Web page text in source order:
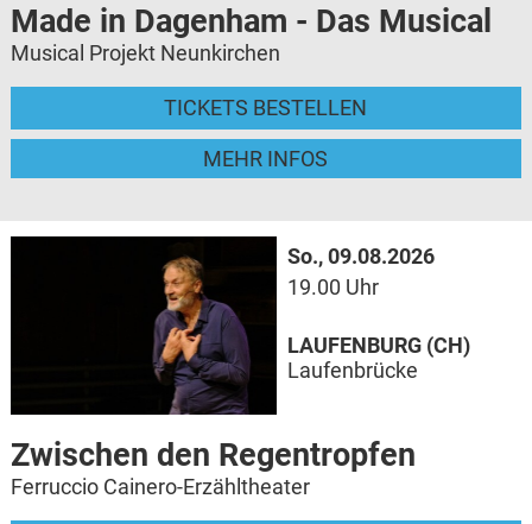
Made in Dagenham - Das Musical
Musical Projekt Neunkirchen
TICKETS BESTELLEN
MEHR INFOS
So., 09.08.2026
19.00 Uhr
Zwischen den Regentropfen
Ferruccio Cainero-Erzähltheater
LAUFENBURG (CH)
Laufenbrücke